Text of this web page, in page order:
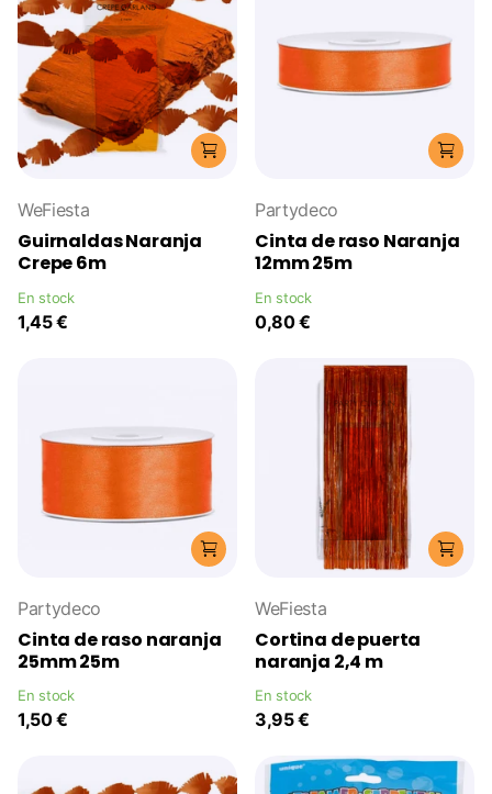
WeFiesta
Guirnaldas Naranja
Crepe 6m
En stock
1,45 €
Partydeco
Cinta de raso Naranja
12mm 25m
En stock
0,80 €
Partydeco
Cinta de raso naranja
25mm 25m
En stock
1,50 €
WeFiesta
Cortina de puerta
naranja 2,4 m
En stock
3,95 €